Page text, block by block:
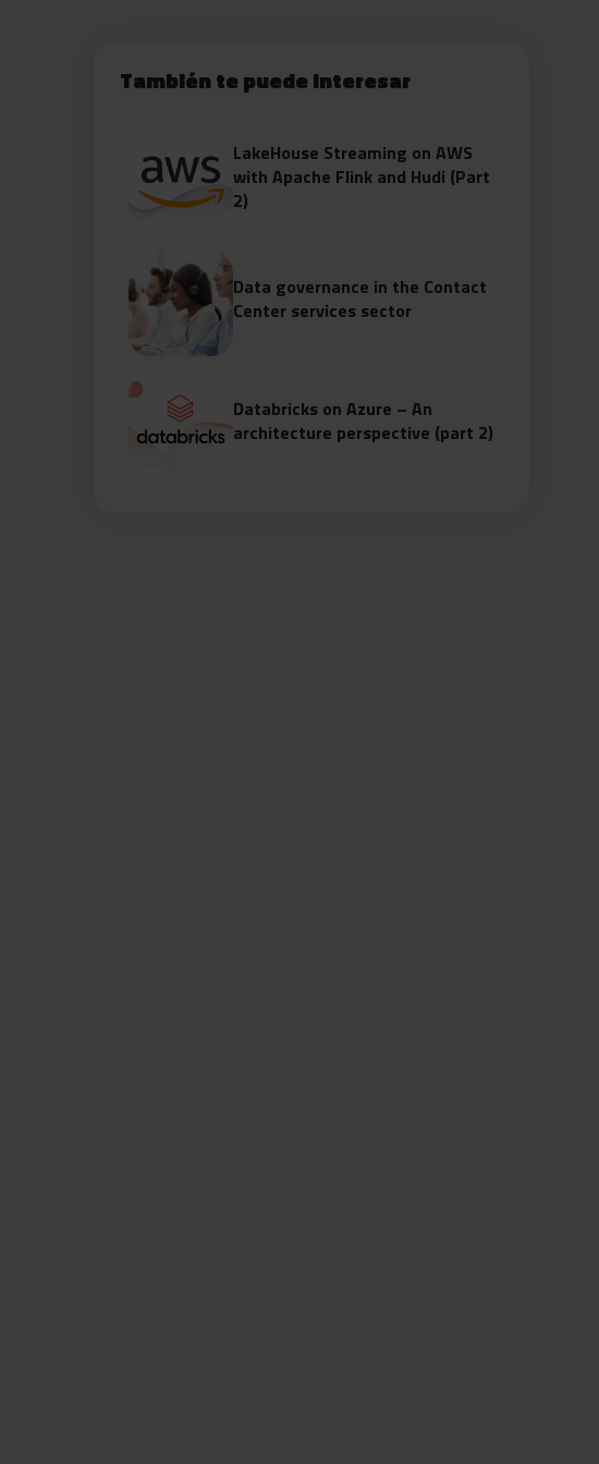
También te puede interesar
LakeHouse Streaming on AWS
with Apache Flink and Hudi (Part
2)
Data governance in the Contact
Center services sector
Databricks on Azure – An
architecture perspective (part 2)